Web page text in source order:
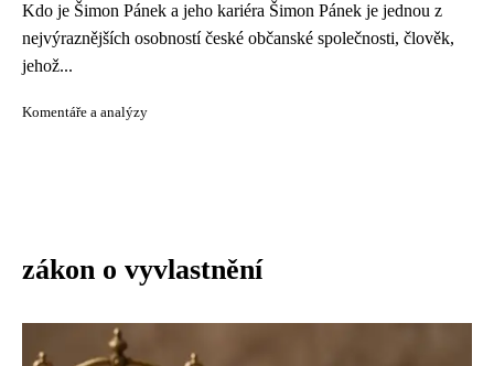
Kdo je Šimon Pánek a jeho kariéra Šimon Pánek je jednou z
nejvýraznějších osobností české občanské společnosti, člověk,
jehož...
Komentáře a analýzy
zákon o vyvlastnění